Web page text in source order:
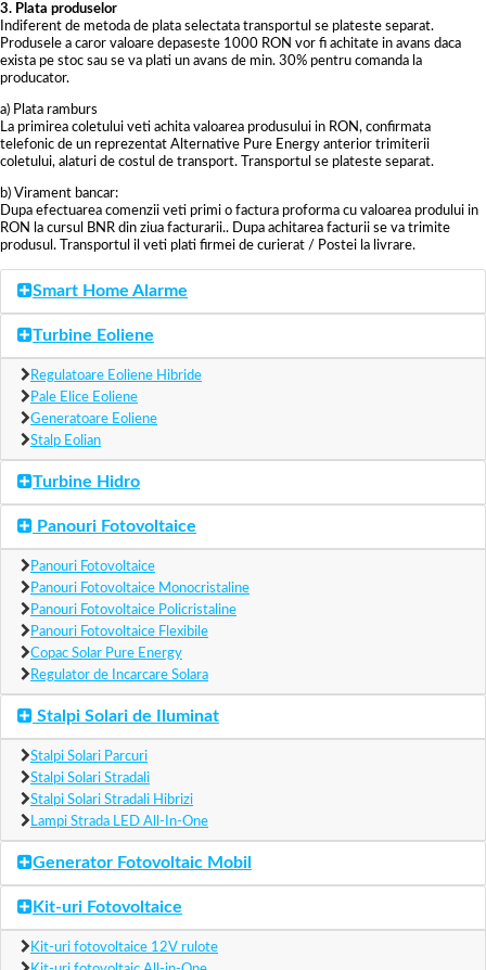
3. Plata produselor
Indiferent de metoda de plata selectata transportul se plateste separat.
Produsele a caror valoare depaseste 1000 RON vor fi achitate in avans daca
exista pe stoc sau se va plati un avans de min. 30% pentru comanda la
producator.
a) Plata ramburs
La primirea coletului veti achita valoarea produsului in RON, confirmata
telefonic de un reprezentat Alternative Pure Energy anterior trimiterii
coletului, alaturi de costul de transport. Transportul se plateste separat.
b) Virament bancar:
Dupa efectuarea comenzii veti primi o factura proforma cu valoarea prodului in
RON la cursul BNR din ziua facturarii.. Dupa achitarea facturii se va trimite
produsul. Transportul il veti plati firmei de curierat / Postei la livrare.
Smart Home Alarme
Turbine Eoliene
Regulatoare Eoliene Hibride
Pale Elice Eoliene
Generatoare Eoliene
Stalp Eolian
Turbine Hidro
Panouri Fotovoltaice
Panouri Fotovoltaice
Panouri Fotovoltaice Monocristaline
Panouri Fotovoltaice Policristaline
Panouri Fotovoltaice Flexibile
Copac Solar Pure Energy
Regulator de Incarcare Solara
Stalpi Solari de Iluminat
Stalpi Solari Parcuri
Stalpi Solari Stradali
Stalpi Solari Stradali Hibrizi
Lampi Strada LED All-In-One
Generator Fotovoltaic Mobil
Kit-uri Fotovoltaice
Kit-uri fotovoltaice 12V rulote